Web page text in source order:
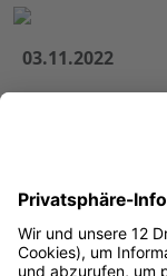
03.11.2022
Mit 5 Vorträgen
Digital Bash –
Event ansehen